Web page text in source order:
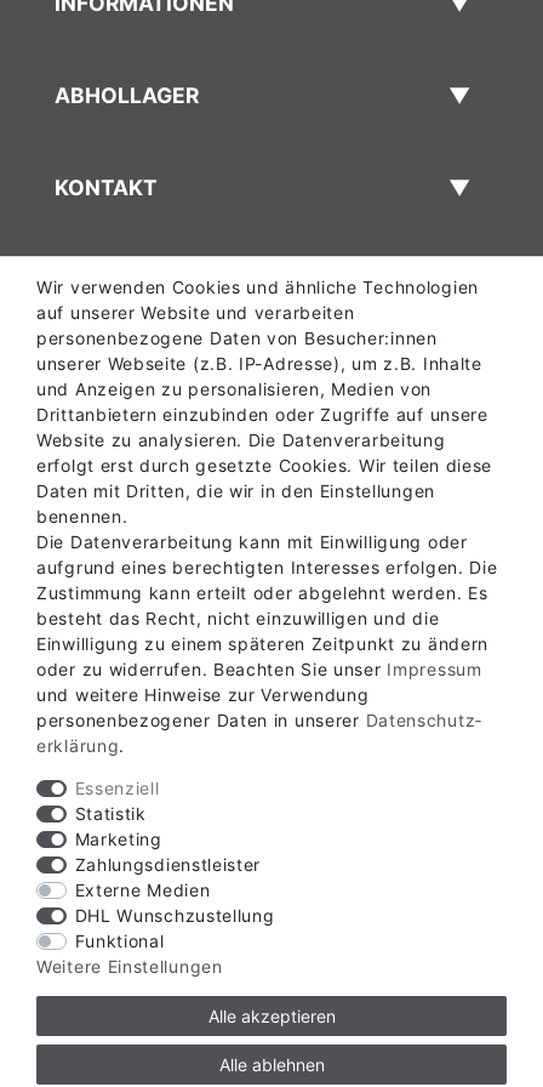
ABHOLLAGER
KONTAKT
Verfügbare Zahlungsarten
Verfügbare Versandarten
ZZW Zauntechnik GmbH & Co. KG
Wir verwenden Cookies und ähnliche Technologien
auf unserer Website und verarbeiten
personenbezogene Daten von Besucher:innen
unserer Webseite (z.B. IP-Adresse), um z.B. Inhalte
und Anzeigen zu personalisieren, Medien von
Drittanbietern einzubinden oder Zugriffe auf unsere
Website zu analysieren. Die Datenverarbeitung
erfolgt erst durch gesetzte Cookies. Wir teilen diese
Daten mit Dritten, die wir in den Einstellungen
benennen.
Die Datenverarbeitung kann mit Einwilligung oder
aufgrund eines berechtigten Interesses erfolgen. Die
Zustimmung kann erteilt oder abgelehnt werden. Es
besteht das Recht, nicht einzuwilligen und die
Einwilligung zu einem späteren Zeitpunkt zu ändern
oder zu widerrufen. Beachten Sie unser Impressum
und weitere Hinweise zur Verwendung
personenbezogener Daten in unserer Daten­schutz­
erklärung.
Essenziell
Statistik
Marketing
Zahlungsdienstleister
Externe Medien
DHL Wunschzustellung
Funktional
Weitere Einstellungen
Alle akzeptieren
Alle ablehnen